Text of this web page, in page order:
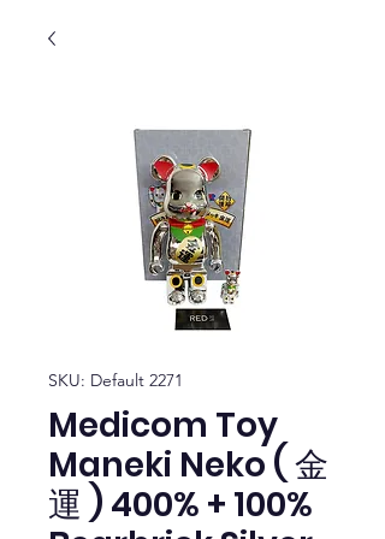
SKU: Default 2271
Medicom Toy
Maneki Neko ( 金
運 ) 400% + 100%